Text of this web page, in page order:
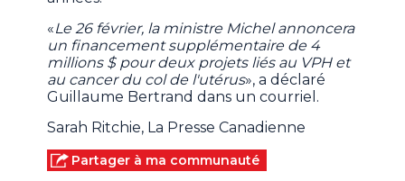
«Le 26 février, la ministre Michel annoncera
un financement supplémentaire de 4
millions $ pour deux projets liés au VPH et
au cancer du col de l'utérus», a déclaré
Guillaume Bertrand dans un courriel.
Sarah Ritchie, La Presse Canadienne
Partager à ma communauté